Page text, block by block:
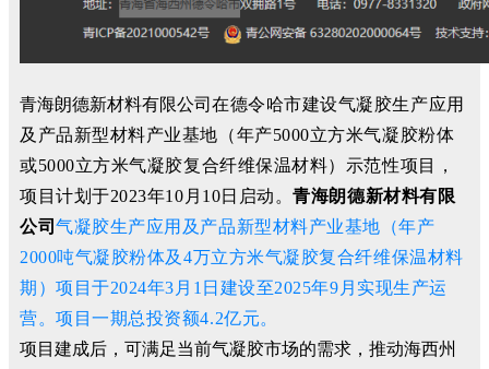
青海朗德新材料有限公司 在德令哈市建设气凝胶生产应用
及产品新型材料产业基地（年产5000立方米气凝胶粉体
或5000立方米气凝胶复合纤维保温材料）示范性项目，
项目计划于2023年10月10日启动。青海朗德新材料有限
公司气凝胶生产应用及产品新型材料产业基地（年产
2000吨气凝胶粉体及4万立方米气凝胶复合纤维保温材料
期 ）项目于2024年3月1日建设至2025年9月实现生产运
营。项目一期总投资额4.2亿元。
项目建成后，可满足当前气凝胶市场的需求，推动海西州